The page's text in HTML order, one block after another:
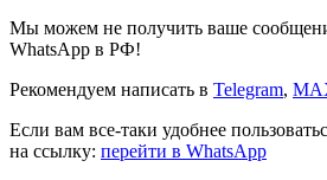
Мы можем не получить ваше
WhatsApp в РФ!
Рекомендуем написать в Telegram,
Если вам все-таки удобнее
на ссылку: перейти в WhatsApp